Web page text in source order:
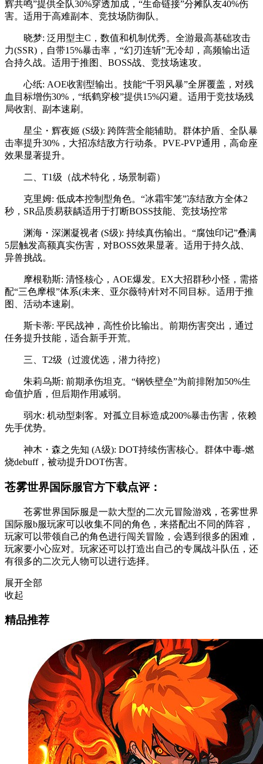
辉共鸣”提供全队30%穿透加成，“生命链接”分摊队友40%伤
害。适用于高难副本、竞技场防御队。
晓梦: 泛用型主C，数值和机制优秀。全游最高基础攻击
力(SSR)，自带15%暴击率，“幻刃连斩”无冷却，高频输出适
合持久战。适用于推图、BOSS战、竞技场速攻。
心纸: AOE收割型输出。技能“千羽风暴”全屏覆盖，对残
血目标增伤30%，“纸鹤穿梭”提供15%闪避。适用于竞技场残
局收割、副本速刷。
星尘・辉夜姬 (S级): 跨阵营全能辅助。群体护盾、全队暴
击率提升30%，大招冻结敌方行动条。PVE-PVP通用，高命座
效果显著提升。
二、T1级（战术特化，场景制霸）
克里姆: 低成本控制型角色。“冰霜牢笼”冻结敌方全体2
秒，SR品质易获龋适用于打断BOSS技能、竞技场控常
渊海・深渊凝视者 (S级): 持续真伤输出。“腐蚀印记”叠满
5层触发高额真实伤害，对BOSS效果显著。适用于持久战、
异兽挑战。
摩根勒斯: 清怪核心，AOE爆发。EX大招群秒小怪，需搭
配“三色摩根”体系(未来、亚尔薇特)针对不同目标。适用于推
图、活动本速刷。
斯卡蒂: 平民战神，高性价比输出。前期伤害突出，通过
任务提升技能，适合新手开荒。
三、T2级（过渡优选，潜力待挖）
朱莉乌斯: 前期承伤坦克。“钢铁壁垒”为前排附加50%生
命值护盾，但后期作用减弱。
弱水: 机动型刺客。对孤立目标造成200%暴击伤害，依赖
先手优势。
神木・森之先知 (A级): DOT持续伤害核心。群体中毒-燃
烧debuff，被动提升DOT伤害。
苍雾世界国际服官方下载点评：
苍雾世界国际服是一款大型的二次元冒险游戏，苍雾世界
国际服b服玩家可以收集不同的角色，来搭配出不同的阵容，
玩家可以带领自己的角色进行闯关冒险，会遇到很多的困难，
玩家要小心应对。玩家还可以打造出自己的专属战斗队伍，还
有很多的二次元人物可以进行选择。
展开全部
收起
精品推荐